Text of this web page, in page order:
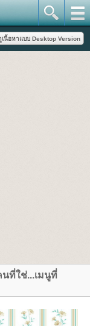
นที่ใช่...เมนูที่